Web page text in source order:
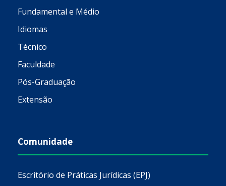
Fundamental e Médio
Idiomas
Técnico
Faculdade
Pós-Graduação
Extensão
Comunidade
Escritório de Práticas Jurídicas (EPJ)